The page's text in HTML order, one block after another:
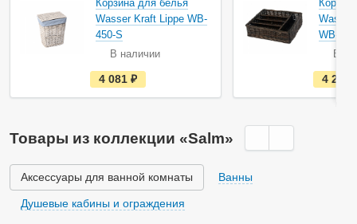
Корзина для белья
Wasser Kraft Lippe WB-
450-S
В наличии
е
с
т
а
и
ч
и
и
4 081
Wasser
WB-
В
4 230
Товары из коллекции «Salm»
Аксессуары для ванной комнаты Ванны
Душевые кабины и ограждения